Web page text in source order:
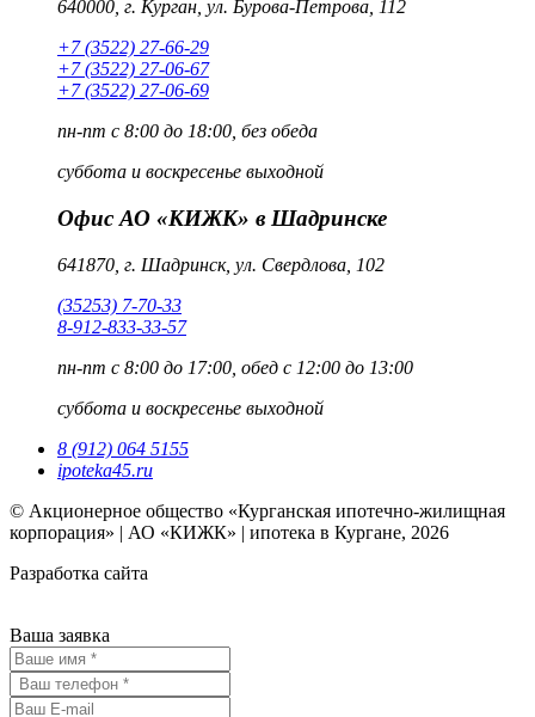
640000, г. Курган, ул. Бурова-Петрова, 112
+7 (3522) 27-66-29
+7 (3522) 27-06-67
+7 (3522) 27-06-69
пн-пт с 8:00 до 18:00, без обеда
суббота и воскресенье выходной
Офис АО «КИЖК» в Шадринске
641870, г. Шадринск, ул. Свердлова, 102
(35253) 7-70-33
8-912-833-33-57
пн-пт с 8:00 до 17:00, обед с 12:00 до 13:00
суббота и воскресенье выходной
8 (912) 064 5155
ipoteka45.ru
© Акционерное общество «Курганская ипотечно-жилищная
корпорация» | АО «КИЖК» | ипотека в Кургане, 2026
Разработка сайта
Ваша заявка